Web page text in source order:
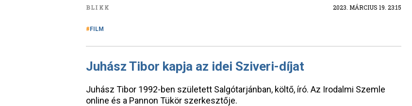
BLIKK 2023. MÁRCIUS 19. 23:15
FILM
Juhász Tibor kapja az idei Sziveri-díjat
Juhász Tibor 1992-ben született Salgótarjánban, költő, író. Az Irodalmi Szemle
online és a Pannon Tükör szerkesztője.